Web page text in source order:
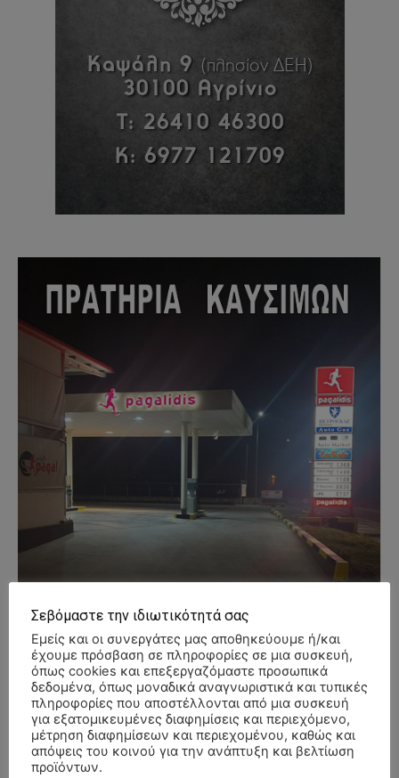
- Advertisment -
Σεβόμαστε την ιδιωτικότητά σας
Εμείς και οι συνεργάτες μας αποθηκεύουμε ή/και
έχουμε πρόσβαση σε πληροφορίες σε μια συσκευή,
όπως cookies και επεξεργαζόμαστε προσωπικά
δεδομένα, όπως μοναδικά αναγνωριστικά και τυπικές
πληροφορίες που αποστέλλονται από μια συσκευή
για εξατομικευμένες διαφημίσεις και περιεχόμενο,
μέτρηση διαφημίσεων και περιεχομένου, καθώς και
απόψεις του κοινού για την ανάπτυξη και βελτίωση
προϊόντων.